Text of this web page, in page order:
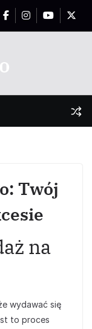
Twój
na
wydawać się
to proces